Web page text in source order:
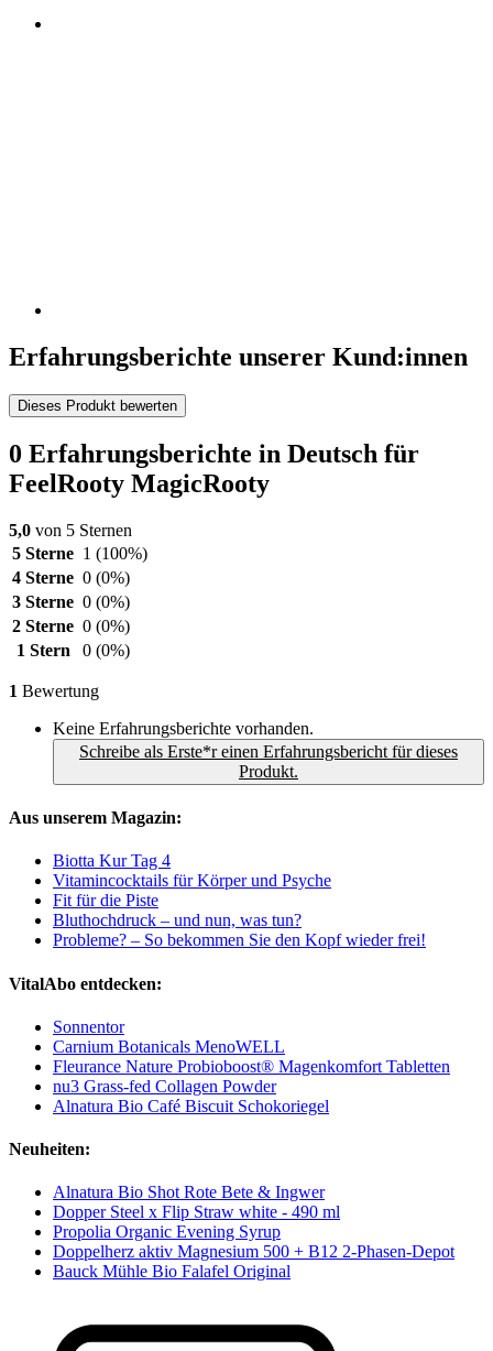
Erfahrungsberichte unserer Kund:innen
Dieses Produkt bewerten
0 Erfahrungsberichte in Deutsch für
FeelRooty MagicRooty
5,0 von 5 Sternen
5 Sterne 1 (100%)
4 Sterne 0 (0%)
3 Sterne 0 (0%)
2 Sterne 0 (0%)
1 Stern
0 (0%)
1 Bewertung
Keine Erfahrungsberichte vorhanden.
Schreibe als Erste*r einen Erfahrungsbericht für dieses
Produkt.
Aus unserem Magazin:
Biotta Kur Tag 4
Vitamincocktails für Körper und Psyche
Fit für die Piste
Bluthochdruck – und nun, was tun?
Probleme? – So bekommen Sie den Kopf wieder frei!
VitalAbo entdecken:
Sonnentor
Carnium Botanicals MenoWELL
Fleurance Nature Probioboost® Magenkomfort Tabletten
nu3 Grass-fed Collagen Powder
Alnatura Bio Café Biscuit Schokoriegel
Neuheiten:
Alnatura Bio Shot Rote Bete & Ingwer
Dopper Steel x Flip Straw white - 490 ml
Propolia Organic Evening Syrup
Doppelherz aktiv Magnesium 500 + B12 2-Phasen-Depot
Bauck Mühle Bio Falafel Original